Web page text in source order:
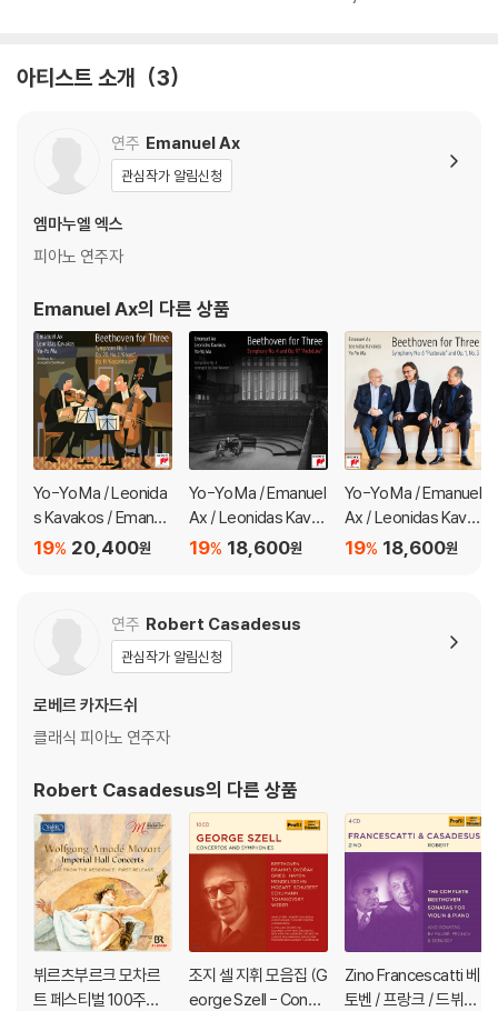
아티스트 소개 3
연주 Emanuel Ax
관심작가 알림신청
엠마누엘 엑스
피아노 연주자
Emanuel Ax의 다른 상품
Yo-Yo Ma / Leonida
s Kavakos / Emanue
l Ax (요요 마 / 레오니
곡 1번 외 (Beethoven
for Three: Symphon
y No. 1)
20,400원
19%
Yo-Yo Ma / Emanuel
Ax / Leonidas Kavak
os 베토벤: 교향곡 4
ee)
18,600원
19%
Yo-Yo Ma / Emanuel
Ax / Leonidas Kavak
os 베토벤: 교향곡 6번
No. 6, Op. 1, No. 3)
18,600원
19%
연주 Robert Casadesus
관심작가 알림신청
로베르 카자드쉬
클래식 피아노 연주자
Robert Casadesus의 다른 상품
뷔르츠부르크 모차르
트 페스티벌 100주년
조지 셀 지휘 모음집 (G
eorge Szell - Conce
Zino Francescatti 베
토벤 / 프랑크 / 드뷔시